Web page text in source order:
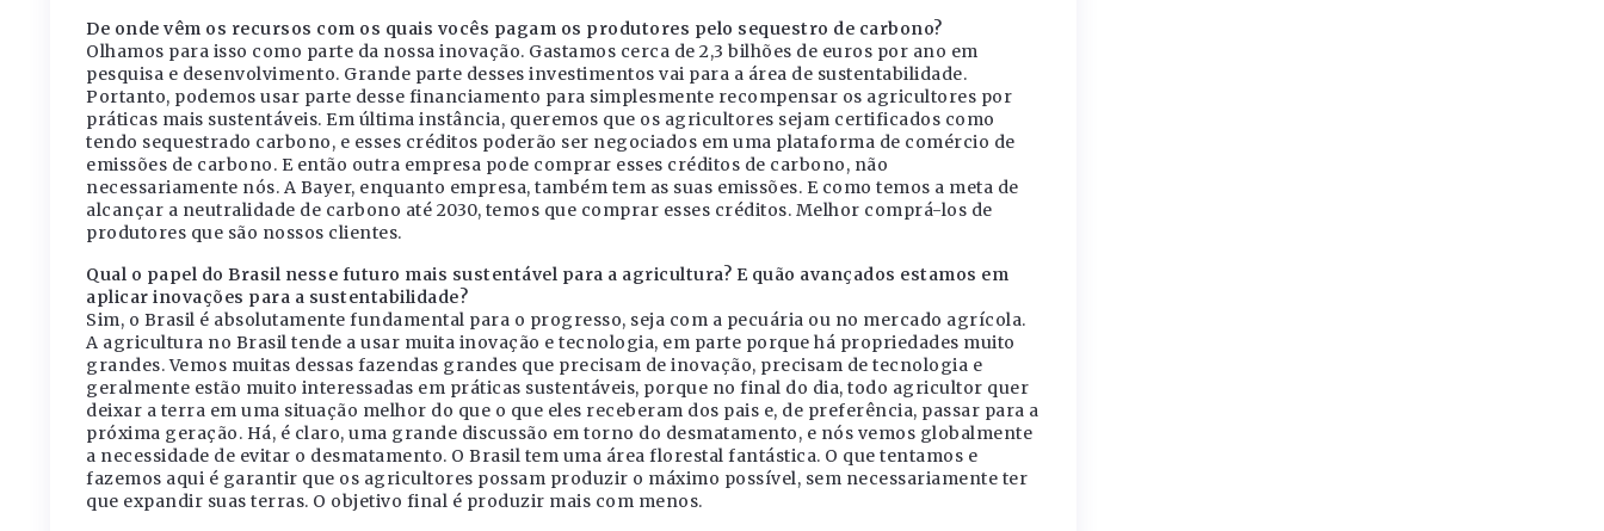
De onde vêm os recursos com os quais vocês pagam os produtores pelo sequestro de carbono?
Olhamos para isso como parte da nossa inovação. Gastamos cerca de 2,3 bilhões de euros por ano em
pesquisa e desenvolvimento. Grande parte desses investimentos vai para a área de sustentabilidade.
Portanto, podemos usar parte desse financiamento para simplesmente recompensar os agricultores por
práticas mais sustentáveis. Em última instância, queremos que os agricultores sejam certificados como
tendo sequestrado carbono, e esses créditos poderão ser negociados em uma plataforma de comércio de
emissões de carbono. E então outra empresa pode comprar esses créditos de carbono, não
necessariamente nós. A Bayer, enquanto empresa, também tem as suas emissões. E como temos a meta de
alcançar a neutralidade de carbono até 2030, temos que comprar esses créditos. Melhor comprá-los de
produtores que são nossos clientes.
Qual o papel do Brasil nesse futuro mais sustentável para a agricultura? E quão avançados estamos em
aplicar inovações para a sustentabilidade?
Sim, o Brasil é absolutamente fundamental para o progresso, seja com a pecuária ou no mercado agrícola.
A agricultura no Brasil tende a usar muita inovação e tecnologia, em parte porque há propriedades muito
grandes. Vemos muitas dessas fazendas grandes que precisam de inovação, precisam de tecnologia e
geralmente estão muito interessadas em práticas sustentáveis, porque no final do dia, todo agricultor quer
deixar a terra em uma situação melhor do que o que eles receberam dos pais e, de preferência, passar para a
próxima geração. Há, é claro, uma grande discussão em torno do desmatamento, e nós vemos globalmente
a necessidade de evitar o desmatamento. O Brasil tem uma área florestal fantástica. O que tentamos e
fazemos aqui é garantir que os agricultores possam produzir o máximo possível, sem necessariamente ter
que expandir suas terras. O objetivo final é produzir mais com menos.